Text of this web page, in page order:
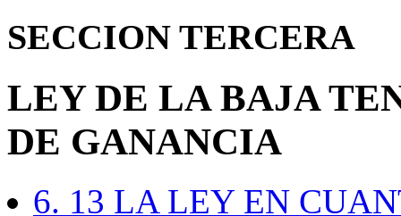
SECCION TERCERA
LEY DE LA BAJA
DE GANANCIA
6. 13 LA LEY EN